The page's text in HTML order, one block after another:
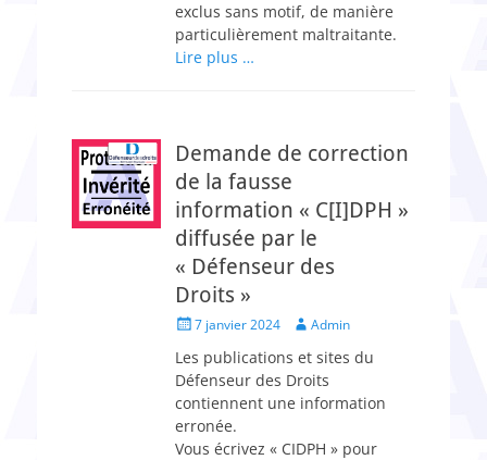
exclus sans motif, de manière
particulièrement maltraitante.
Lire plus …
Demande de correction
de la fausse
information « C[I]DPH »
diffusée par le
« Défenseur des
Droits »
Posted7 janvier 2024 Author
Admin
Les publications et sites du
Défenseur des Droits
contiennent une information
erronée.
Vous écrivez « CIDPH » pour